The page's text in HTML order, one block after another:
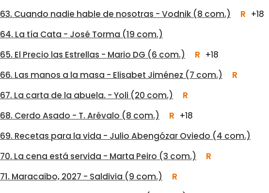
63. Cuando nadie hable de nosotras - Vodnik (8 com.)
R +18
64. La tía Cata - José Torma (19 com.)
65. El Precio las Estrellas - Mario DG (6 com.)
R +18
66. Las manos a la masa - Elisabet Jiménez (7 com.)
R
67. La carta de la abuela. - Yoli (20 com.)
R
68. Cerdo Asado - T. Arévalo (8 com.)
R +18
69. Recetas para la vida - Julio Abengózar Oviedo (4 com.)
70. La cena está servida - Marta Peiro (3 com.)
R
71. Maracaibo, 2027 - Saldivia (9 com.)
R